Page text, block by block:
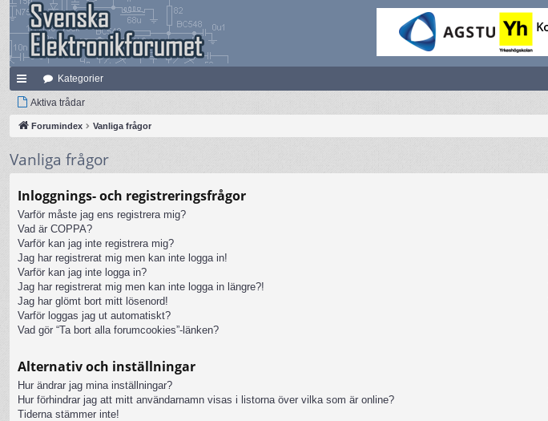
na
bb
nk
ar
Kategorier
Aktiva trådar
Forumindex Vanliga frågor
Vanliga frågor
Inloggnings- och registreringsfrågor
Varför måste jag ens registrera mig?
Vad är COPPA?
Varför kan jag inte registrera mig?
Jag har registrerat mig men kan inte logga in!
Varför kan jag inte logga in?
Jag har registrerat mig men kan inte logga in längre?!
Jag har glömt bort mitt lösenord!
Varför loggas jag ut automatiskt?
Vad gör “Ta bort alla forumcookies”-länken?
Alternativ och inställningar
Hur ändrar jag mina inställningar?
Hur förhindrar jag att mitt användarnamn visas i listorna över vilka som är online?
Tiderna stämmer inte!